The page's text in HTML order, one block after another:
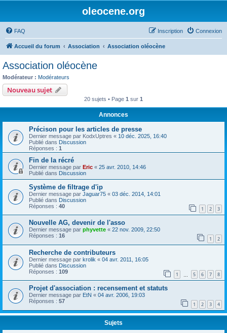
oleocene.org
FAQ Connexion
Inscription
Accueil du forum Association Association oléocène
Association oléocène
Modérateur : Modérateurs
Nouveau sujet
20 sujets • Page 1 sur 1
Annonces
Précison pour les articles de presse
Dernier message par KodxUptres « 10 déc. 2025, 16:40
Publié dans Discussion
Réponses : 1
Fin de la récré
Dernier message par Eric « 25 avr. 2010, 14:46
Publié dans Discussion
Système de filtrage d'ip
Dernier message par Jaguar75 « 03 déc. 2014, 14:01
Publié dans Discussion
Réponses : 40 1 2 3
Nouvelle AG, devenir de l'asso
Dernier message par phyvette « 22 nov. 2009, 22:50
Réponses : 16 1 2
Recherche de contributeurs
Dernier message par krolik « 04 avr. 2011, 16:05
Publié dans Discussion
Réponses : 109 1 5 6 7 8
Projet d'association : recensement et statuts
Dernier message par EtN « 04 avr. 2006, 19:03
Réponses : 57 1 2 3 4
Sujets